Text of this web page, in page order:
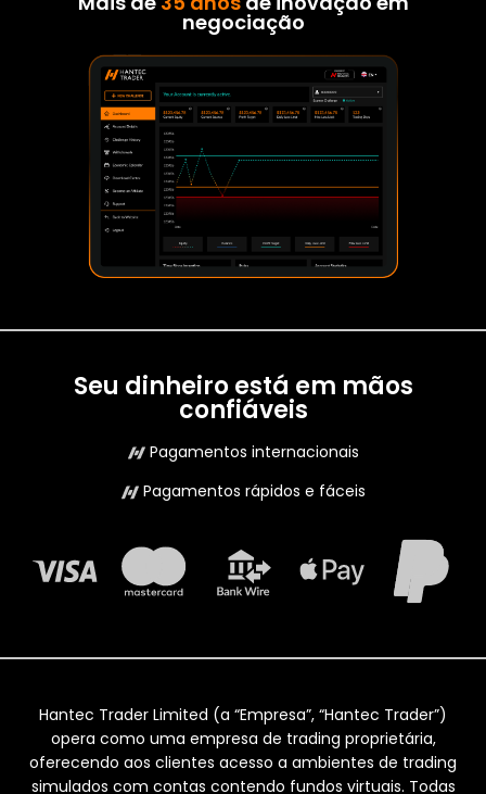
negociação
Seu dinheiro está em mãos
confiáveis
Pagamentos internacionais
Pagamentos rápidos e fáceis
Hantec Trader Limited (a “Empresa”, “Hantec Trader”)
opera como uma empresa de trading proprietária,
oferecendo aos clientes acesso a ambientes de trading
simulados com contas contendo fundos virtuais. Todas